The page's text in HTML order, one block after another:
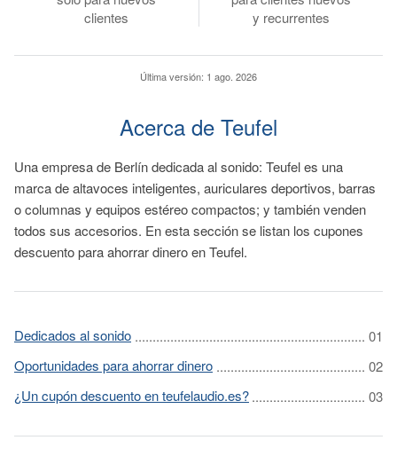
clientes
y recurrentes
Última versión: 1 ago. 2026
Acerca de Teufel
Una empresa de Berlín dedicada al sonido: Teufel es una
marca de altavoces inteligentes, auriculares deportivos, barras
o columnas y equipos estéreo compactos; y también venden
todos sus accesorios. En esta sección se listan los cupones
descuento para ahorrar dinero en Teufel.
Dedicados al sonido
Oportunidades para ahorrar dinero
¿Un cupón descuento en teufelaudio.es?